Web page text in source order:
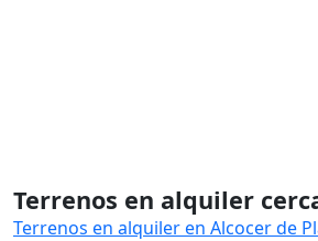
Terrenos en alquiler
Terrenos en alquiler en Alcocer de